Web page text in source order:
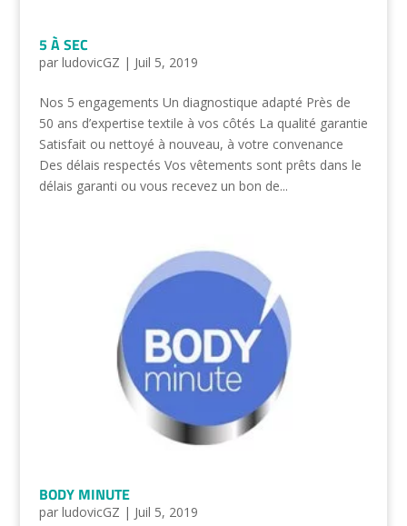
5 À SEC
par ludovicGZ | Juil 5, 2019
Nos 5 engagements Un diagnostique adapté Près de
50 ans d’expertise textile à vos côtés La qualité garantie
Satisfait ou nettoyé à nouveau, à votre convenance
Des délais respectés Vos vêtements sont prêts dans le
délais garanti ou vous recevez un bon de...
BODY MINUTE
par ludovicGZ | Juil 5, 2019